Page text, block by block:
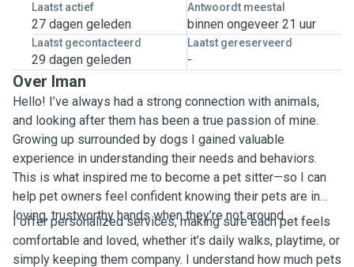
Laatst actief
27 dagen geleden
Antwoordt meestal
binnen ongeveer 21 uur
Laatst gecontacteerd
29 dagen geleden
Laatst gereserveerd
-
Over Iman
Hello! I’ve always had a strong connection with animals,
and looking after them has been a true passion of mine.
Growing up surrounded by dogs I gained valuable
experience in understanding their needs and behaviors.
This is what inspired me to become a pet sitter—so I can
help pet owners feel confident knowing their pets are in
loving, trustworthy hands when they’re not around.
I offer personalized services, making sure each pet feels
comfortable and loved, whether it’s daily walks, playtime, or
simply keeping them company. I understand how much pets